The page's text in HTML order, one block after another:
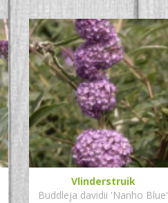
Vlinderstruik
Buddleja davidii 'Nanho Blue'